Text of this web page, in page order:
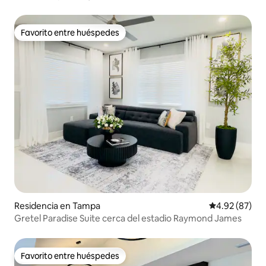
Favorito entre huéspedes
Favorito entre huéspedes
Residencia en Tampa Calificación
4.92 (87)
Gretel Paradise Suite cerca del estadio Raymond James
Favorito entre huéspedes
Favorito entre huéspedes